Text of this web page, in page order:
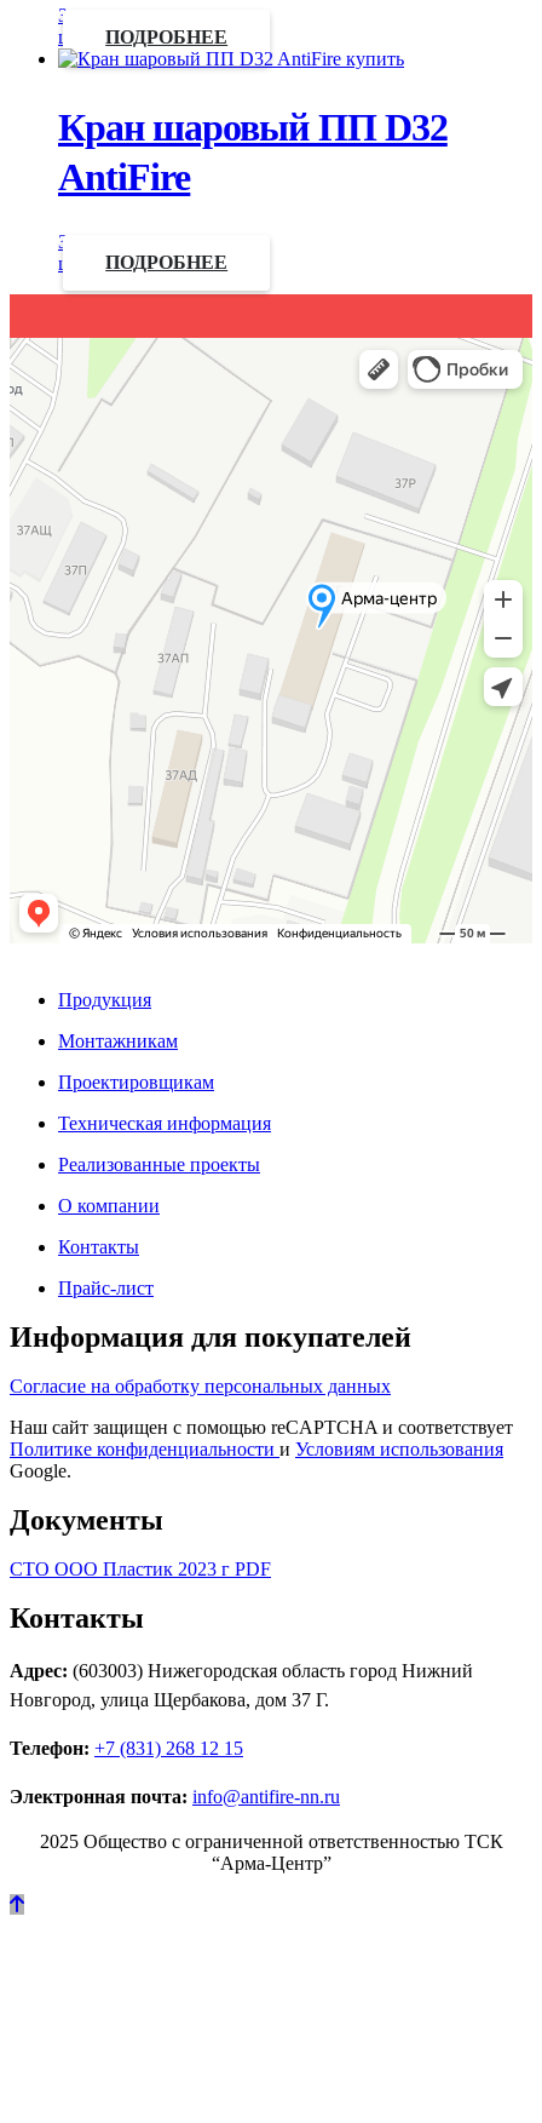
Запросить
цену
ПОДРОБНЕЕ
Кран шаровый ПП D32
AntiFire
Запросить
цену
ПОДРОБНЕЕ
Продукция
Монтажникам
Проектировщикам
Техническая информация
Реализованные проекты
О компании
Контакты
Прайс-лист
Информация для покупателей
Согласие на обработку персональных данных
Наш сайт защищен с помощью reCAPTCHA и соответствует
Политике конфиденциальности и Условиям использования
Google.
Документы
СТО ООО Пластик 2023 г PDF
Контакты
Адрес: (603003) Нижегородская область город Нижний
Новгород, улица Щербакова, дом 37 Г.
Телефон: +7 (831) 268 12 15
Электронная почта: info@antifire-nn.ru
2025 Общество с ограниченной ответственностью ТСК
“Арма-Центр”